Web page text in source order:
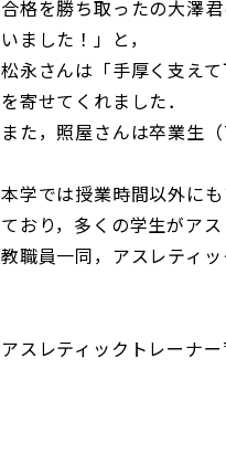
合格を勝ち取ったの大澤
いました！」と，
松永さんは「手厚く支え
を寄せてくれました．
また，照屋さんは卒業生
本学では授業時間以外に
ており，多くの学生がア
教職員一同，アスレティ
アスレティックトレーナ